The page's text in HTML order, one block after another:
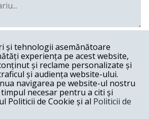
fara sfarsit...Domnul Mazare va
la dansul din buric.
Răspunde
și tehnologii asemănătoare
experiența pe acest website,
și reclame personalizate și
și audiența website-ului.
navigarea pe website-ul nostru
necesar pentru a citi și
Politicii de Cookie și al Politicii de